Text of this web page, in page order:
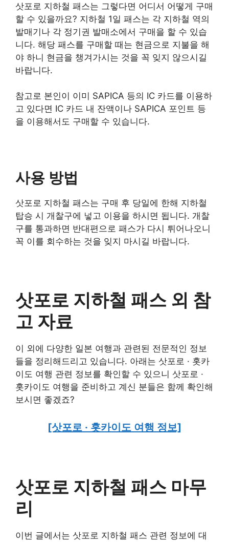
삿포로 지하철 패스는 그렇다면 어디서 어떻게 구매
할 수 있을까요? 지하철 1일 패스는 각 지하철 역의
발매기나 각 정기권 발매소에서 구매을 할 수 있습
니다. 해당 패스를 구매할 때는 현금으로 지불을 해
야 하니 현금을 챙겨가시는 것을 꼭 잊지 않으시길
바랍니다.
참고로 본인이 이미 SAPICA 등의 IC 카드를 이용하
고 있다면 IC 카드 내 잔액이나 SAPICA 포인트 등
을 이용해서도 구매할 수 있습니다.
사용 방법
삿포로 지하철 패스는 구매 후 당일에 한해 지하철
탑승 시 개찰구에 넣고 이용을 하시면 됩니다. 개찰
구를 통과하면 반대편으로 패스가 다시 튀어나오니
꼭 이를 회수하는 것을 잊지 마시길 바랍니다.
삿포로 지하철 패스 외 참
고 자료
이 외에 다양한 일본 여행과 관련된 전문적인 정보
들을 정리해드리고 있습니다. 아래는 삿포로 · 홋카
이도 여행 관련 정보를 확인할 수 있으니 삿포로 ·
홋카이도 여행을 준비하고 계신 분들은 함께 확인해
보시면 좋겠죠?
[삿포로 · 홋카이도 여행 정보]
삿포로 지하철 패스 마무
리
이번 글에서는 삿포로 지하철 패스 관련 정보에 대